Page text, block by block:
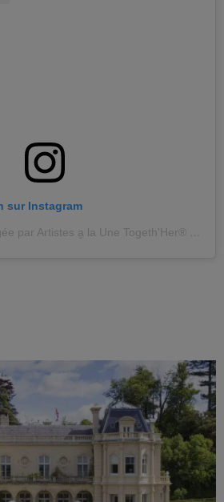
sur Instagram